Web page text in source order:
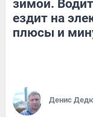
зимой.
ездит на
плюсы и
Денис